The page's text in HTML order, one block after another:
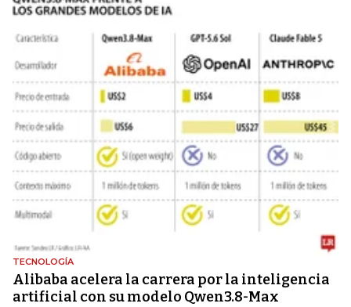
TECNOLOGÍA
Alibaba acelera la carrera por la inteligencia
artificial con su modelo Qwen3.8-Max